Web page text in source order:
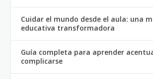
Cuidar el mundo desde el aula: una
educativa transformadora
Guía completa para aprender
complicarse